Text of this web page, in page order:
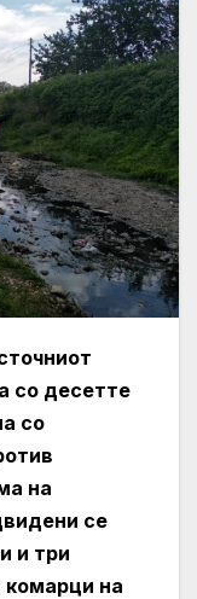
со десетте
со
на
се
и три
комарци на